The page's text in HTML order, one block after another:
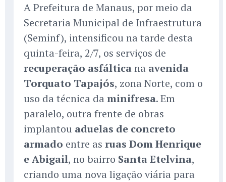
A Prefeitura de Manaus, por meio da
Secretaria Municipal de Infraestrutura
(Seminf), intensificou na tarde desta
quinta-feira, 2/7, os serviços de
recuperação asfálticana avenida
Torquato Tapajós, zona Norte, com o
uso da técnica da minifresa. Em
paralelo, outra frente de obras
implantou aduelas de concreto
armado entre as ruas Dom Henrique
e Abigail, no bairro Santa Etelvina,
criando uma nova ligação viária para